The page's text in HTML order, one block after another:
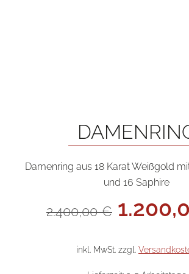
Damenring aus 18 Karat Weißgold
und 16 Saphire
2.400,00€ Preis
war:
inkl. MwSt. zzgl.